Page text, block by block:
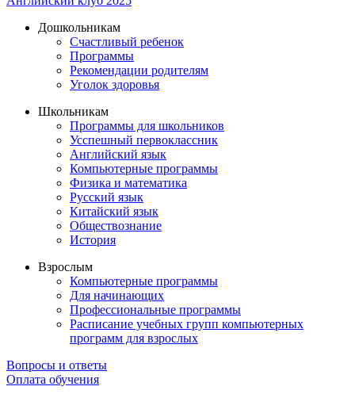
Дошкольникам
Счастливый ребенок
Программы
Рекомендации родителям
Уголок здоровья
Школьникам
Программы для школьников
Усспешный первоклассник
Английский язык
Компьютерные программы
Физика и математика
Русский язык
Китайский язык
Обществознание
История
Взрослым
Компьютерные программы
Для начинающих
Профессиональные программы
Расписание учебных групп компьютерных
программ для взрослых
Вопросы и ответы
Оплата обучения